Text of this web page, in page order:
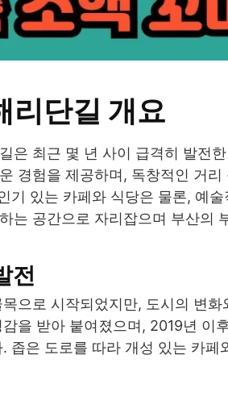
리단길 개요
은 최근 몇 년 사이 급격히 발전
경험을 제공하며, 독창적인 거
기 있는 카페와 식당은 물론, 예
는 공간으로 자리잡으며 부산의
전
으로 시작되었지만, 도시의 변
을 받아 붙여졌으며, 2019년 이
좁은 도로를 따라 개성 있는 카